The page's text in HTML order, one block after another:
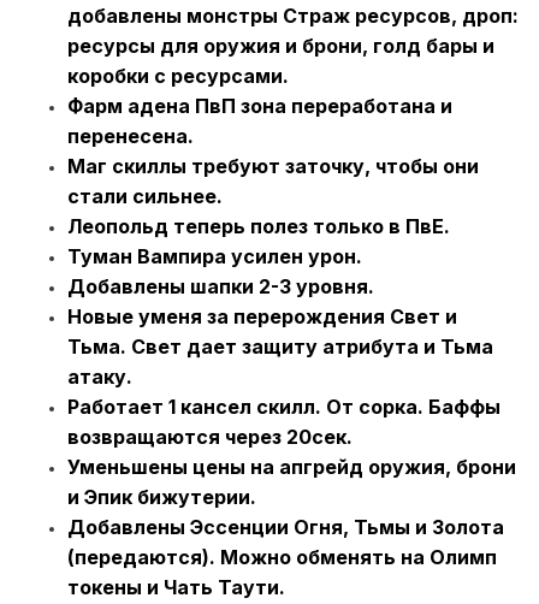
добавлены монстры Страж ресурсов, дроп:
ресурсы для оружия и брони, голд бары и
коробки с ресурсами.
Фарм адена ПвП зона переработана и
перенесена.
Маг скиллы требуют заточку, чтобы они
стали сильнее.
Леопольд теперь полез только в ПвЕ.
Туман Вампира усилен урон.
Добавлены шапки 2-3 уровня.
Новые уменя за перерождения Свет и
Тьма. Свет дает защиту атрибута и Тьма
атаку.
Работает 1 кансел скилл. От сорка. Баффы
возвращаются через 20сек.
Уменьшены цены на апгрейд оружия, брони
и Эпик бижутерии.
Добавлены Эссенции Огня, Тьмы и Золота
(передаются). Можно обменять на Олимп
токены и Чать Таути.